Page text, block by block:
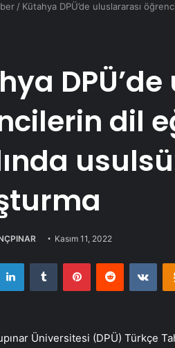
/ Kütahya DPÜ’de uluslararası
dil
Kasım 11, 2022
LinkedInTumblr PinterestReddit
Üniversitesi (DPÜ) Türkçe